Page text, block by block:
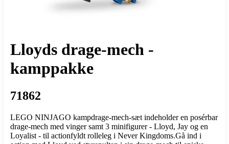
Lloyds drage-mech -
kamppakke
71862
LEGO NINJAGO kampdrage-mech-sæt indeholder en posérbar
drage-mech med vinger samt 3 minifigurer - Lloyd, Jay og en
Loyalist - til actionfyldt rolleleg i Never Kingdoms.Gå ind i